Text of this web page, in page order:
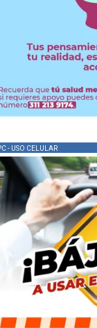
- USO CELULAR